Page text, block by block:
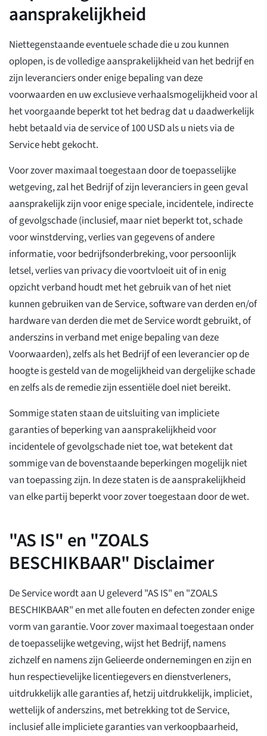
aansprakelijkheid
Niettegenstaande eventuele schade die u zou kunnen
oplopen, is de volledige aansprakelijkheid van het bedrijf en
zijn leveranciers onder enige bepaling van deze
voorwaarden en uw exclusieve verhaalsmogelijkheid voor al
het voorgaande beperkt tot het bedrag dat u daadwerkelijk
hebt betaald via de service of 100 USD als u niets via de
Service hebt gekocht.
Voor zover maximaal toegestaan door de toepasselijke
wetgeving, zal het Bedrijf of zijn leveranciers in geen geval
aansprakelijk zijn voor enige speciale, incidentele, indirecte
of gevolgschade (inclusief, maar niet beperkt tot, schade
voor winstderving, verlies van gegevens of andere
informatie, voor bedrijfsonderbreking, voor persoonlijk
letsel, verlies van privacy die voortvloeit uit of in enig
opzicht verband houdt met het gebruik van of het niet
kunnen gebruiken van de Service, software van derden en/of
hardware van derden die met de Service wordt gebruikt, of
anderszins in verband met enige bepaling van deze
Voorwaarden), zelfs als het Bedrijf of een leverancier op de
hoogte is gesteld van de mogelijkheid van dergelijke schade
en zelfs als de remedie zijn essentiële doel niet bereikt.
Sommige staten staan de uitsluiting van impliciete
garanties of beperking van aansprakelijkheid voor
incidentele of gevolgschade niet toe, wat betekent dat
sommige van de bovenstaande beperkingen mogelijk niet
van toepassing zijn. In deze staten is de aansprakelijkheid
van elke partij beperkt voor zover toegestaan door de wet.
"AS IS" en "ZOALS
BESCHIKBAAR" Disclaimer
De Service wordt aan U geleverd "AS IS" en "ZOALS
BESCHIKBAAR" en met alle fouten en defecten zonder enige
vorm van garantie. Voor zover maximaal toegestaan onder
de toepasselijke wetgeving, wijst het Bedrijf, namens
zichzelf en namens zijn Gelieerde ondernemingen en zijn en
hun respectievelijke licentiegevers en dienstverleners,
uitdrukkelijk alle garanties af, hetzij uitdrukkelijk, impliciet,
wettelijk of anderszins, met betrekking tot de Service,
inclusief alle impliciete garanties van verkoopbaarheid,